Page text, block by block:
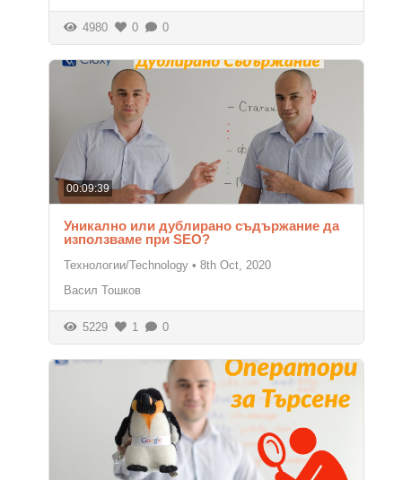
4980 0 0
00:09:39
Уникално или дублирано съдържание да
използваме при SEO?
Технологии/Technology • 8th Oct, 2020
Васил Тошков
5229 1 0